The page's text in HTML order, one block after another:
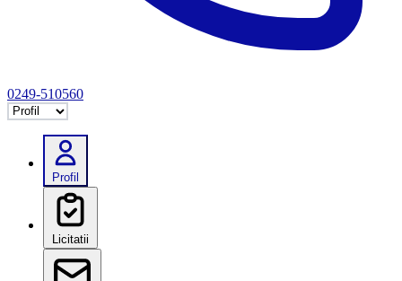
0249-510560
Selectează tab
Profil
Licitatii